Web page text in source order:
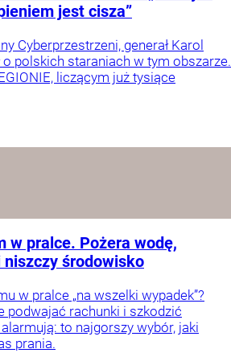
jest cisza”
Cyberprzestrzeni, generał Karol
o polskich staraniach w tym obszarze.
liczącym już tysiące
w pralce. Pożera wodę,
środowisko
w pralce „na wszelki wypadek”?
podwajać rachunki i szkodzić
to najgorszy wybór, jaki
prania.